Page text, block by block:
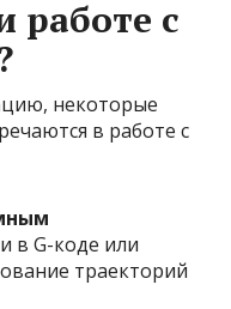
работе с
некоторые
в работе с
в G-коде или
траекторий